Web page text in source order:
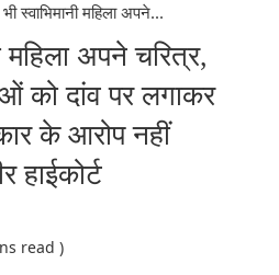
स्वाभिमानी महिला अपने...
महिला अपने चरित्र,
को दांव पर लगाकर
के आरोप नहीं
हाईकोर्ट
read )